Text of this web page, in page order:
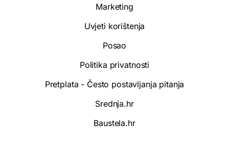
Marketing
Uvjeti korištenja
Posao
Politika privatnosti
Pretplata - Često postavljanja pitanja
Srednja.hr
Baustela.hr